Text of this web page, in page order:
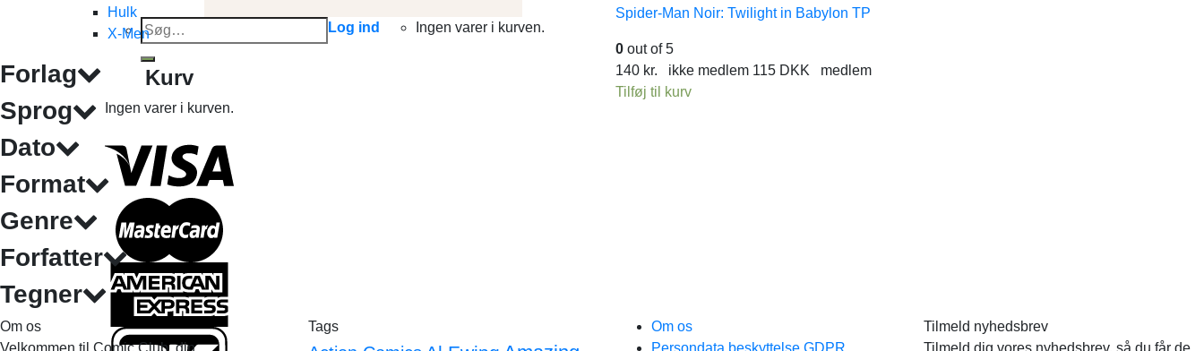
Søg
efter:
Log ind Ingen varer i kurven.
Kurv
Ingen varer i kurven.
Hulk
X-Men
Forlag
Sprog
Dato
Format
Genre
Forfatter
Tegner
Spider-Man Noir: Twilight in Babylon TP
0 out of 5
140 kr. ikke medlem 115 DKK medlem
Tilføj til kurv
Om os
Velkommen til Comic Club, din
Tags
Om os
Persondata beskyttelse GDPR
Tilmeld nyhedsbrev
Tilmeld dig vores nyhedsbrev, så du får de